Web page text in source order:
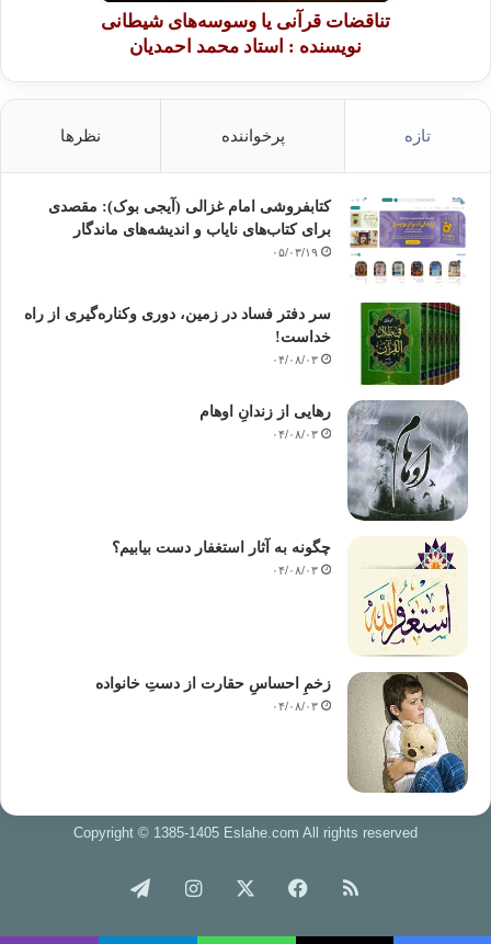
تناقضات قرآنی یا وسوسه‌های شیطانی
نویسنده : استاد محمد احمدیان
تازه پرخواننده نظرها
کتابفروشی امام غزالی (آیجی بوک): مقصدی
برای کتاب‌های نایاب و اندیشه‌های ماندگار
۰۵/۰۳/۱۹
سر دفتر فساد در زمین‌، دوری وکناره‌گیری از راه
خداست‌!
۰۴/۰۸/۰۳
رهایی از زندانِ اوهام
۰۴/۰۸/۰۳
چگونه به آثار استغفار دست بیابیم؟
۰۴/۰۸/۰۳
زخمِ احساسِ حقارت از دستِ خانواده
۰۴/۰۸/۰۳
Copyright © 1385-1405 Eslahe.com All rights reserved
خوراک فیس اینستاگرام